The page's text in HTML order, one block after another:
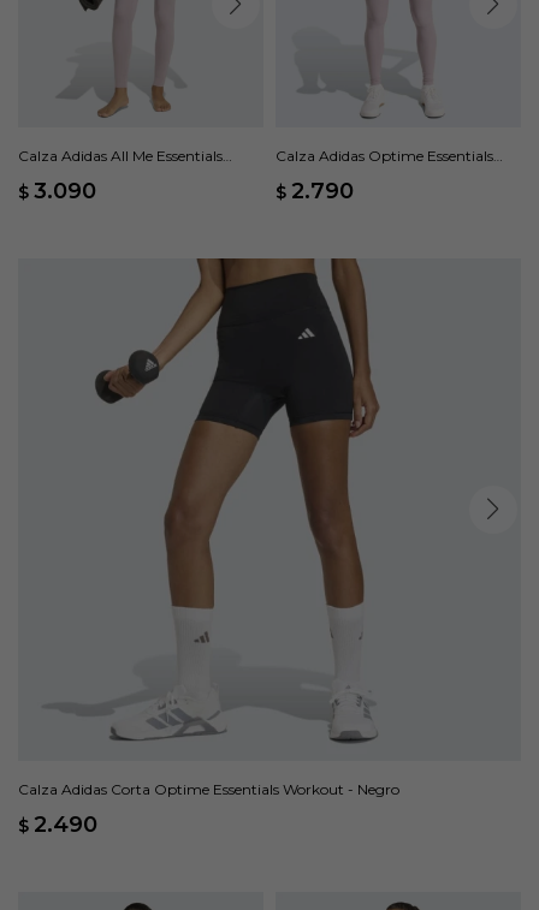
Calza Adidas All Me Essentials
$ 3.090
Calza Adidas Optime Essentials
$ 2.790
Calza Adidas Corta Optime Essentials Workout - Negro
$ 2.490